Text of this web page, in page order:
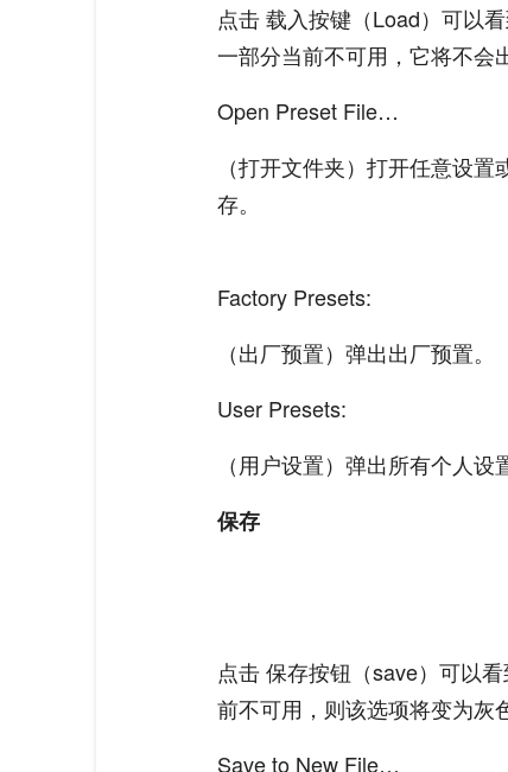
点击 载入按键（Load）可以
一部分当前不可用，它将不会
Open Preset File…
（打开文件夹）打开任意设
存。
Factory Presets:
（出厂预置）弹出出厂预置。
User Presets:
（用户设置）弹出所有个人设
保存
点击 保存按钮（save）可以
前不可用，则该选项将变为灰
Save to New File…